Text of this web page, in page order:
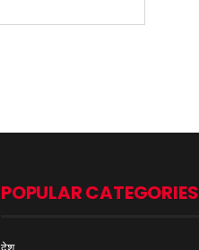
POPULAR CATEGORIES